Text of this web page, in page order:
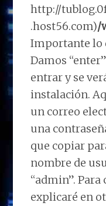
http://
.host56.com)/
Importante lo
Damos
entrar y se
instalación.
un correo
una
que copiar
nombre de
“admin”.
explicaré en